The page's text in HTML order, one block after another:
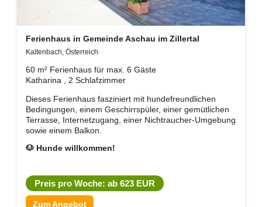
Ferienhaus in Gemeinde Aschau im Zillertal
Kaltenbach, Österreich
60 m² Ferienhaus für max. 6 Gäste
Katharina , 2 Schlafzimmer
Dieses Ferienhaus fasziniert mit hundefreundlichen
Bedingungen, einem Geschirrspüler, einer gemütlichen
Terrasse, Internetzugang, einer Nichtraucher-Umgebung
sowie einem Balkon.
🐶 Hunde willkommen!
Preis pro Woche: ab 623 EUR
Zum Angebot